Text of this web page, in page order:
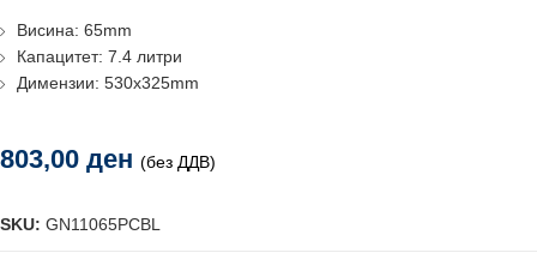
Висина: 65mm
Капацитет: 7.4 литри
Димензии: 530x325mm
803,00 ден (без ДДВ)
SKU: GN11065PCBL